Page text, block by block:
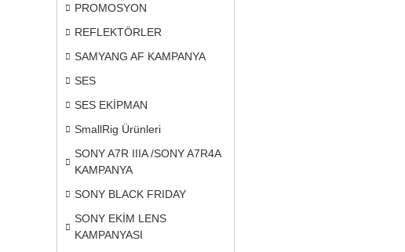
PROMOSYON
REFLEKTÖRLER
SAMYANG AF KAMPANYA
SES
SES EKİPMAN
SmallRig Ürünleri
SONY A7R IIIA /SONY A7R4A
KAMPANYA
SONY BLACK FRIDAY
SONY EKİM LENS
KAMPANYASI